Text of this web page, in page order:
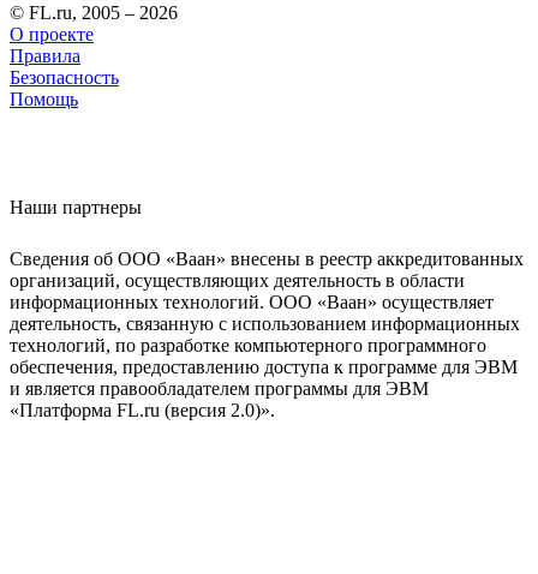
© FL.ru, 2005 – 2026
О проекте
Правила
Безопасность
Помощь
Наши партнеры
Сведения об ООО «Ваан» внесены в реестр аккредитованных
организаций, осуществляющих деятельность в области
информационных технологий. ООО «Ваан» осуществляет
деятельность, связанную с использованием информационных
технологий, по разработке компьютерного программного
обеспечения, предоставлению доступа к программе для ЭВМ
и является правообладателем программы для ЭВМ
«Платформа FL.ru (версия 2.0)».